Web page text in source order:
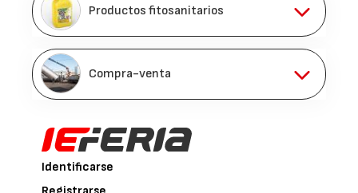
Productos fitosanitarios
Compra-venta
Identificarse